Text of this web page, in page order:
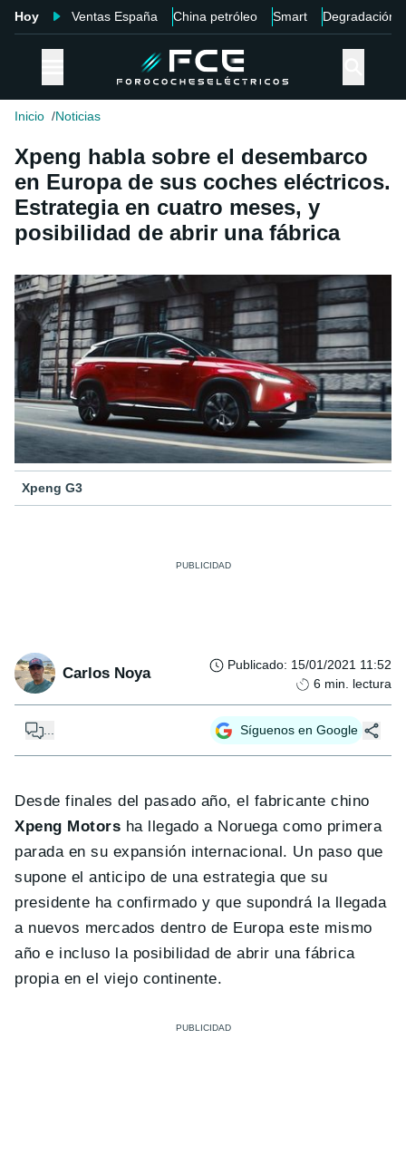
Hoy Ventas España China petróleo Smart Degradación
Inicio Noticias
Xpeng habla sobre el desembarco
en Europa de sus coches eléctricos.
Estrategia en cuatro meses, y
posibilidad de abrir una fábrica
Xpeng G3
Carlos Noya Publicado: 15/01/2021 11:52
6 min. lectura
... Síguenos en Google
Desde finales del pasado año, el fabricante chino
Xpeng Motors ha llegado a Noruega como primera
parada en su expansión internacional. Un paso que
supone el anticipo de una estrategia que su
presidente ha confirmado y que supondrá la llegada
a nuevos mercados dentro de Europa este mismo
año e incluso la posibilidad de abrir una fábrica
propia en el viejo continente.